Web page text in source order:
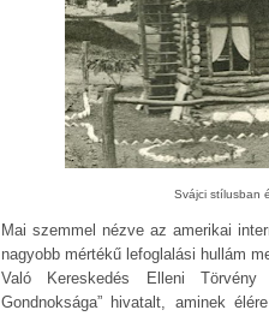
Svájci stílusban
Mai szemmel nézve az amerikai
nagyobb mértékű lefoglalási hullám
Való Kereskedés Elleni Törvény
Gondnoksága” hivatalt, aminek